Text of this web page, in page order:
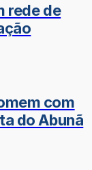
rede de
com
do Abunã